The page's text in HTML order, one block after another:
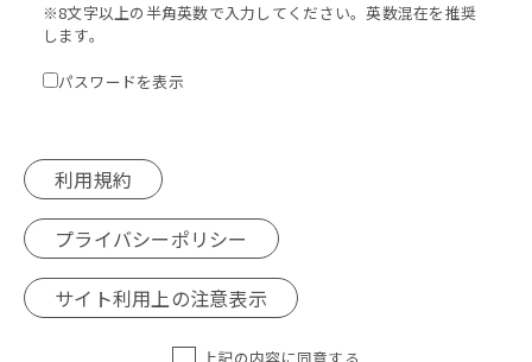
※8文字以上の半角英数で入力してください。英数混在を推奨
します。
パスワードを表示
利用規約
プライバシーポリシー
サイト利用上の注意表示